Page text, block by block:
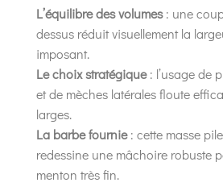
L’équilibre des volumes: une
dessus réduit visuellement la
imposant.
Le choix stratégique: l’usage de
et de mèches latérales floute
larges.
La barbe fournie: cette masse
redessine une mâchoire robuste
menton très fin.